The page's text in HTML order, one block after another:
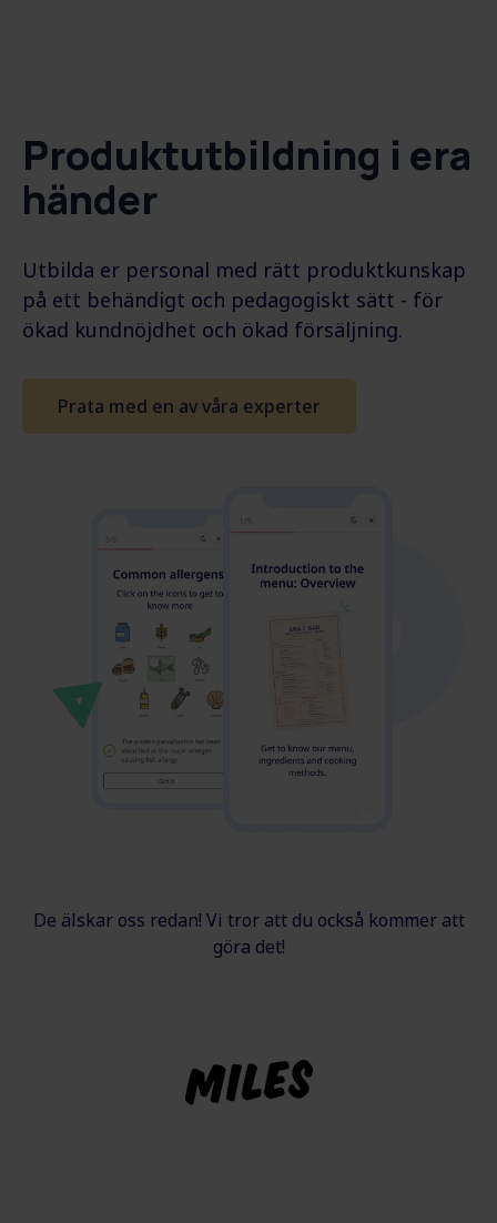
Produktutbildning i era
händer
Utbilda er personal med rätt produktkunskap
på ett behändigt och pedagogiskt sätt - för
ökad kundnöjdhet och ökad försäljning.
Prata med en av våra experter
De älskar oss redan! Vi tror att du också kommer att
göra det!